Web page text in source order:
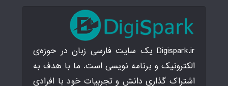
Digispark.ir یک سایت فارسی زبان در حوزه‌ی
الکترونیک و برنامه نویسی است. ما با هدف به
اشتراک گذاری دانش و تجربیات خود با افرادی